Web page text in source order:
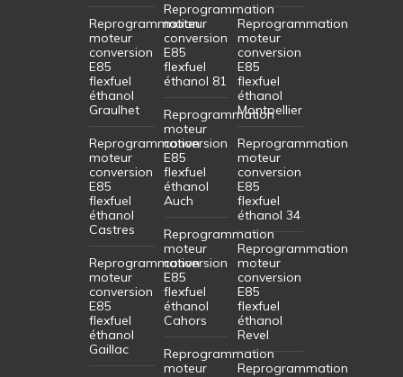
Reprogrammation
moteur
conversion
E85
flexfuel
éthanol
Graulhet
Reprogrammation
moteur
conversion
E85
flexfuel
éthanol
Castres
Reprogrammation
moteur
conversion
E85
flexfuel
éthanol
Gaillac
Reprogrammation
moteur
conversion
E85
flexfuel
éthanol 81
Reprogrammation
moteur
conversion
E85
flexfuel
éthanol
Auch
Reprogrammation
moteur
conversion
E85
flexfuel
éthanol
Cahors
Reprogrammation
moteur
Reprogrammation
moteur
conversion
E85
flexfuel
éthanol
Montpellier
Reprogrammation
moteur
conversion
E85
flexfuel
éthanol 34
Reprogrammation
moteur
conversion
E85
flexfuel
éthanol
Revel
Reprogrammation